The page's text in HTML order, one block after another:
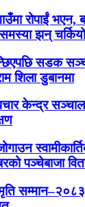
रोपाईं भएन,
झन् चर्कियो
सडक
शिला डुबानमा
केन्द्र
पञ्चेबाजा